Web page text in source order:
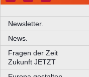
Newsletter.
News.
Fragen der
Zukunft JETZT